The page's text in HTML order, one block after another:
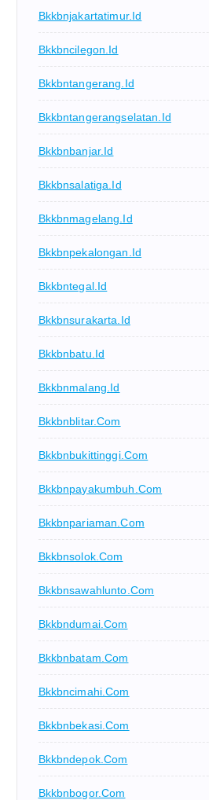
Bkkbnjakartatimur.id
Bkkbncilegon.id
Bkkbntangerang.id
Bkkbntangerangselatan.id
Bkkbnbanjar.id
Bkkbnsalatiga.id
Bkkbnmagelang.id
Bkkbnpekalongan.id
Bkkbntegal.id
Bkkbnsurakarta.id
Bkkbnbatu.id
Bkkbnmalang.id
Bkkbnblitar.com
Bkkbnbukittinggi.com
Bkkbnpayakumbuh.com
Bkkbnpariaman.com
Bkkbnsolok.com
Bkkbnsawahlunto.com
Bkkbndumai.com
Bkkbnbatam.com
Bkkbncimahi.com
Bkkbnbekasi.com
Bkkbndepok.com
Bkkbnbogor.com